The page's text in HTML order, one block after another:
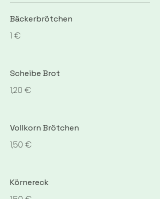
Bäckerbrötchen
1 €
Scheibe Brot
1,20 €
Vollkorn Brötchen
1,50 €
Körnereck